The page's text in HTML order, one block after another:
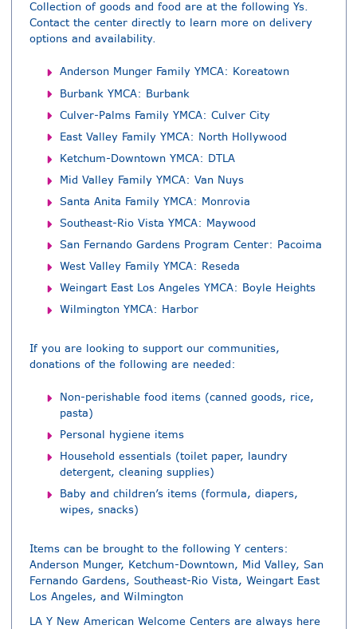
Collection of goods and food are at the following Ys.
Contact the center directly to learn more on delivery
options and availability.
Anderson Munger Family YMCA: Koreatown
Burbank YMCA: Burbank
Culver-Palms Family YMCA: Culver City
East Valley Family YMCA: North Hollywood
Ketchum-Downtown YMCA: DTLA
Mid Valley Family YMCA: Van Nuys
Santa Anita Family YMCA: Monrovia
Southeast-Rio Vista YMCA: Maywood
San Fernando Gardens Program Center: Pacoima
West Valley Family YMCA: Reseda
Weingart East Los Angeles YMCA: Boyle Heights
Wilmington YMCA: Harbor
If you are looking to support our communities,
donations of the following are needed:
Non-perishable food items (canned goods, rice,
pasta)
Personal hygiene items
Household essentials (toilet paper, laundry
detergent, cleaning supplies)
Baby and children’s items (formula, diapers,
wipes, snacks)
Items can be brought to the following Y centers:
Anderson Munger, Ketchum-Downtown, Mid Valley, San
Fernando Gardens, Southeast-Rio Vista, Weingart East
Los Angeles, and Wilmington
LA Y New American Welcome Centers are always here